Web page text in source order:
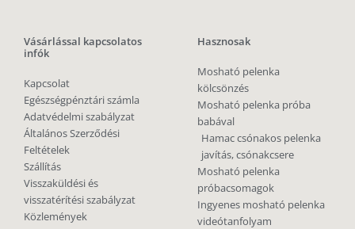
Vásárlással kapcsolatos
infók
Kapcsolat
Egészségpénztári számla
Adatvédelmi szabályzat
Általános Szerződési
Feltételek
Szállítás
Visszaküldési és
visszatérítési szabályzat
Közlemények
Hasznosak
Mosható pelenka
kölcsönzés
Mosható pelenka próba
babával
Hamac csónakos pelenka
javítás, csónakcsere
Mosható pelenka
próbacsomagok
Ingyenes mosható pelenka
videótanfolyam